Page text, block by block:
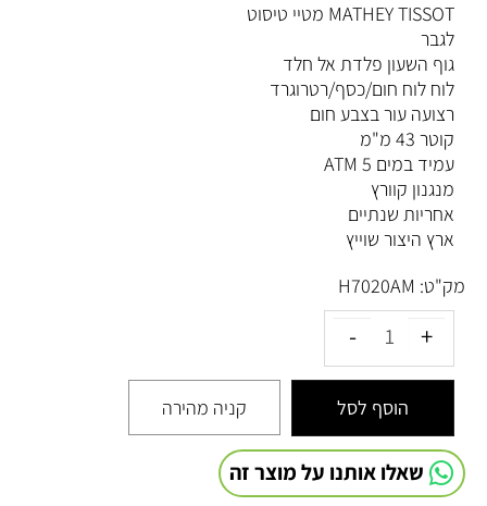
MATHEY TISSOT מטיי טיסוט
לגבר
גוף השעון פלדת אל חלד
לוח לוח חום/כסף/רטרוגרד
רצועה עור בצבע חום
קוטר 43 מ"מ
עמיד במים 5 ATM
מנגנון קוורץ
אחריות שנתיים
ארץ היצור שוייץ
מק"ט: H7020AM
הוסף לסל קניה מהירה
שאלו אותנו על מוצר זה